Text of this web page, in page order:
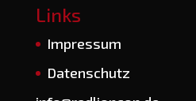
Links
Impres­sum
Daten­schutz